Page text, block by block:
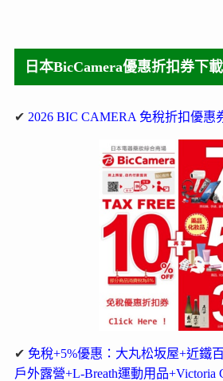
日本BicCamera優惠折扣券下載
✔ 2026 BIC CAMERA 免稅折扣優惠
✔ 免稅+5%優惠：大丸松坂屋+近鐵
戶外露營+L-Breath運動用品+Victoria